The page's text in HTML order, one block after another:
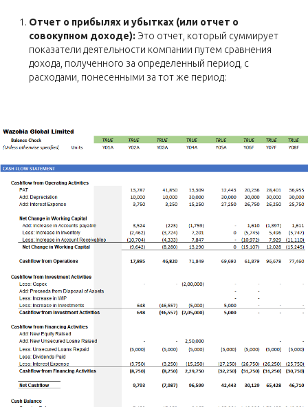
Отчет о прибылях и убытках (или отчет о
совокупном доходе): Это отчет, который суммирует
показатели деятельности компании путем сравнения
дохода, полученного за определенный период, с
расходами, понесенными за тот же период: